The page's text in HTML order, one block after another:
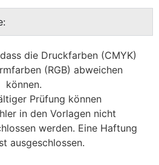
die Druckfarben (CMYK)
(RGB) abweichen
können.
Prüfung können
in den Vorlagen nicht
werden. Eine Haftung
ausgeschlossen.